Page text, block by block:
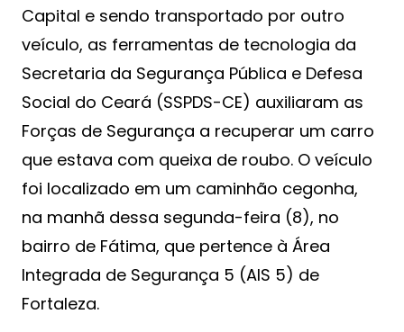
Capital e sendo transportado por outro
veículo, as ferramentas de tecnologia da
Secretaria da Segurança Pública e Defesa
Social do Ceará (SSPDS-CE) auxiliaram as
Forças de Segurança a recuperar um carro
que estava com queixa de roubo. O veículo
foi localizado em um caminhão cegonha,
na manhã dessa segunda-feira (8), no
bairro de Fátima, que pertence à Área
Integrada de Segurança 5 (AIS 5) de
Fortaleza.